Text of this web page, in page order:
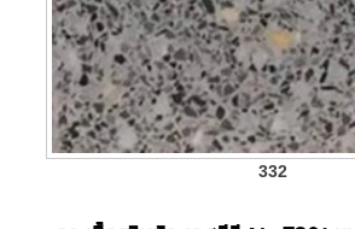
332